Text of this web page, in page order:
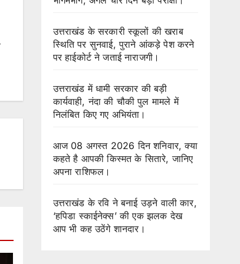
उत्तराखंड के सरकारी स्कूलों की खराब
स्थिति पर सुनवाई, पुराने आंकड़े पेश करने
पर हाईकोर्ट ने जताई नाराजगी।
उत्तराखंड में धामी सरकार की बड़ी
कार्यवाही, नंदा की चौकी पुल मामले में
निलंबित किए गए अभियंता।
आज 08 अगस्त 2026 दिन शनिवार, क्या
कहते है आपकी किस्मत के सितारे, जानिए
अपना राशिफल।
उत्तराखंड के रवि ने बनाई उड़ने वाली कार,
‘हपिडा स्काईनेक्स’ की एक झलक देख
आप भी कह उठेंगे शानदार।